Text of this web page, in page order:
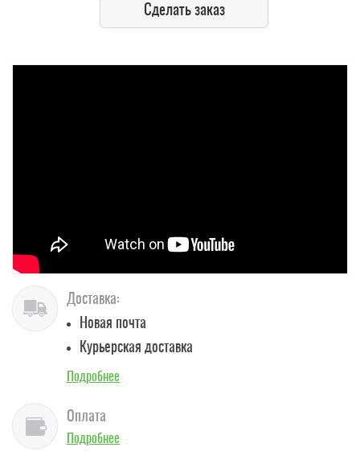
Сделать заказ
Доставка:
Новая почта
Курьерская доставка
Подробнее
Оплата
Подробнее